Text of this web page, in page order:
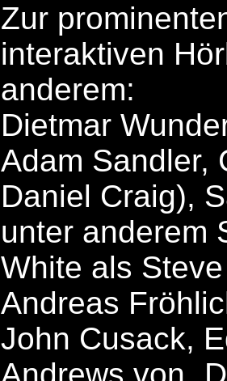
Zur
interaktiven
anderem:
Dietmar
Adam Sandler,
Daniel Craig),
unter anderem
White als
Andreas
John Cusack,